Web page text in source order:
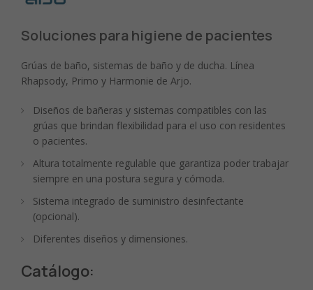
Soluciones para higiene de pacientes
Grúas de baño, sistemas de baño y de ducha. Línea
Rhapsody, Primo y Harmonie de Arjo.
Diseños de bañeras y sistemas compatibles con las
grúas que brindan flexibilidad para el uso con residentes
o pacientes.
Altura totalmente regulable que garantiza poder trabajar
siempre en una postura segura y cómoda.
Sistema integrado de suministro desinfectante
(opcional).
Diferentes diseños y dimensiones.
Catálogo: